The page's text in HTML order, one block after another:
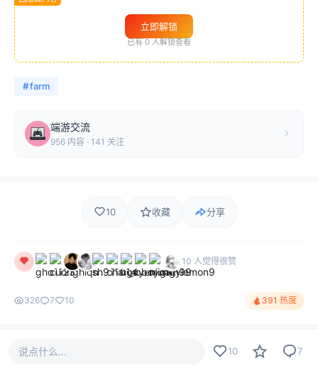
立即解锁
已有 0 人解锁查看
#farm
端游交流
956 内容 · 141 关注
10 收藏 分享
10 人觉得很赞
326 7 10 391 热度
评论7 最新 热门 只看作者
说点什么... 10 7